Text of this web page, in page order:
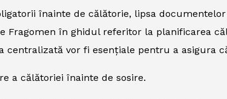
înainte de călătorie, lipsa
Fragomen în ghidul referitor la planificarea
centralizată vor fi esențiale pentru a asigura
a călătoriei înainte de sosire.